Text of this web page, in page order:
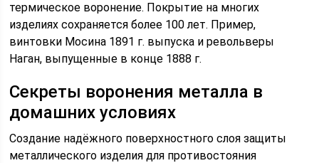
термическое воронение. Покрытие на многих
изделиях сохраняется более 100 лет. Пример,
винтовки Мосина 1891 г. выпуска и револьверы
Наган, выпущенные в конце 1888 г.
Секреты воронения металла в
домашних условиях
Создание надёжного поверхностного слоя защиты
металлического изделия для противостояния